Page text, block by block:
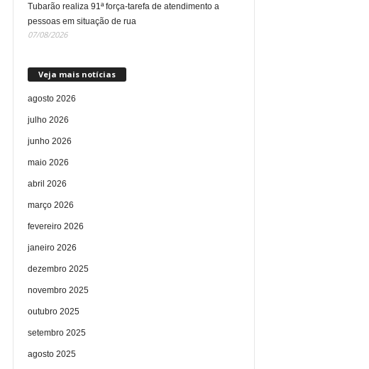
Tubarão realiza 91ª força-tarefa de atendimento a
pessoas em situação de rua
07/08/2026
Veja mais notícias
agosto 2026
julho 2026
junho 2026
maio 2026
abril 2026
março 2026
fevereiro 2026
janeiro 2026
dezembro 2025
novembro 2025
outubro 2025
setembro 2025
agosto 2025